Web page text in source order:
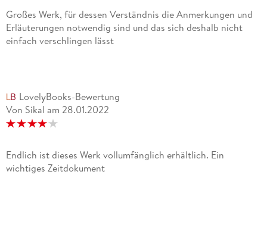
Großes Werk, für dessen Verständnis die Anmerkungen und
Erläuterungen notwendig sind und das sich deshalb nicht
einfach verschlingen lässt
LovelyBooks-Bewertung
Von Sikal am 28.01.2022
Endlich ist dieses Werk vollumfänglich erhältlich. Ein
wichtiges Zeitdokument